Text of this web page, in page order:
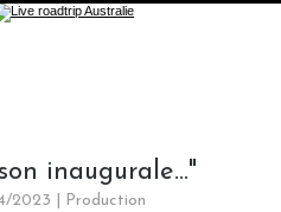
inaugurale..."
2023
Production